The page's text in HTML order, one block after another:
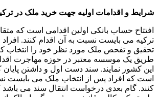
شرایط و اقدامات اولیه جهت خرید ملک در
افتتاح حساب بانکی اولین اقدامی است که
ترکیه می بایست نسبت به آن اقدام کنند. افراد
تحقیق و تفحص ملک مورد نظر خود را انتخاب
طریق یک موسسه معتبر در حوزه مهاجرت اقدام
این کشور نمایند. سند دست اول و داشتن
است که افراد پس از انتخاب ملک می بایست
کنند. گام بعدی درخواست انتقال سند می